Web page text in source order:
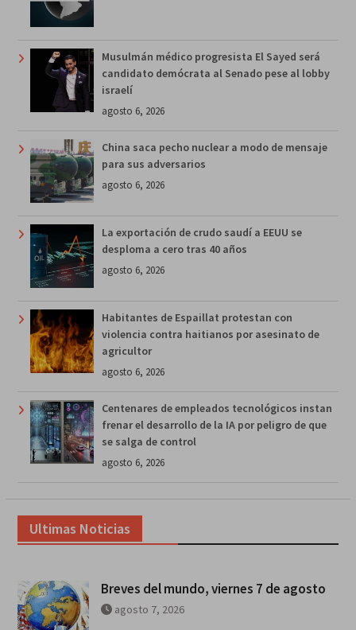
Musulmán médico progresista El Sayed será
candidato demócrata al Senado pese al lobby
israelí
agosto 6, 2026
China saca pecho nuclear a modo de mensaje
para sus adversarios
agosto 6, 2026
La exportación de crudo saudí a EEUU se
desploma a cero tras 40 años
agosto 6, 2026
Habitantes de Espaillat protestan con
violencia contra haitianos por asesinato de
agricultor
agosto 6, 2026
Centenares de empleados tecnológicos instan
frenar el desarrollo de la IA por peligro de que
se salga de control
agosto 6, 2026
Ultimas Noticias
Breves del mundo, viernes 7 de agosto
agosto 7, 2026